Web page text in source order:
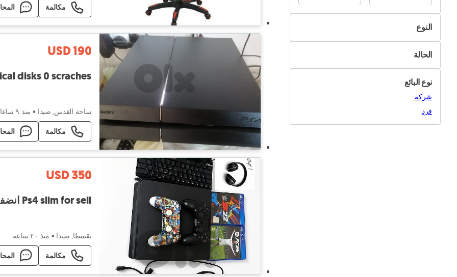
ماركة اخرى
أوكولوس
بلايستيشن
ريدماجيك
النوع
أكسسوارات
ألعاب ألكترونيةالحالة
جديد
مستعمل
مجدد
نوع البائع
شركة
فرد
مكالمة
USD 190
disks 0 scraches
ساحة القدس, صيدا • منذ ٩ ساعات
مكالمة
USD 350
Ps4 slim for sell انضف حبة بلبنان 🧏🏻‍♂️🔥
بقسطا, صيدا • منذ ٢۰ ساعة
مكالمة